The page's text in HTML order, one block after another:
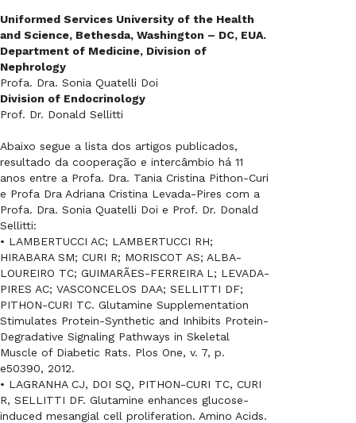
Uniformed Services University of the Health
and Science, Bethesda, Washington – DC, EUA.
Department of Medicine, Division of
Nephrology
Profa. Dra. Sonia Quatelli Doi
Division of Endocrinology
Prof. Dr. Donald Sellitti
Abaixo segue a lista dos artigos publicados,
resultado da cooperação e intercâmbio há 11
anos entre a Profa. Dra. Tania Cristina Pithon-Curi
e Profa Dra Adriana Cristina Levada-Pires com a
Profa. Dra. Sonia Quatelli Doi e Prof. Dr. Donald
Sellitti:
• LAMBERTUCCI AC; LAMBERTUCCI RH;
HIRABARA SM; CURI R; MORISCOT AS; ALBA-
LOUREIRO TC; GUIMARÃES-FERREIRA L; LEVADA-
PIRES AC; VASCONCELOS DAA; SELLITTI DF;
PITHON-CURI TC. Glutamine Supplementation
Stimulates Protein-Synthetic and Inhibits Protein-
Degradative Signaling Pathways in Skeletal
Muscle of Diabetic Rats. Plos One, v. 7, p.
e50390, 2012.
• LAGRANHA CJ, DOI SQ, PITHON-CURI TC, CURI
R, SELLITTI DF. Glutamine enhances glucose-
induced mesangial cell proliferation. Amino Acids.